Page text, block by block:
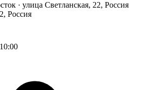
· улица Светланская, 22, Россия
Россия